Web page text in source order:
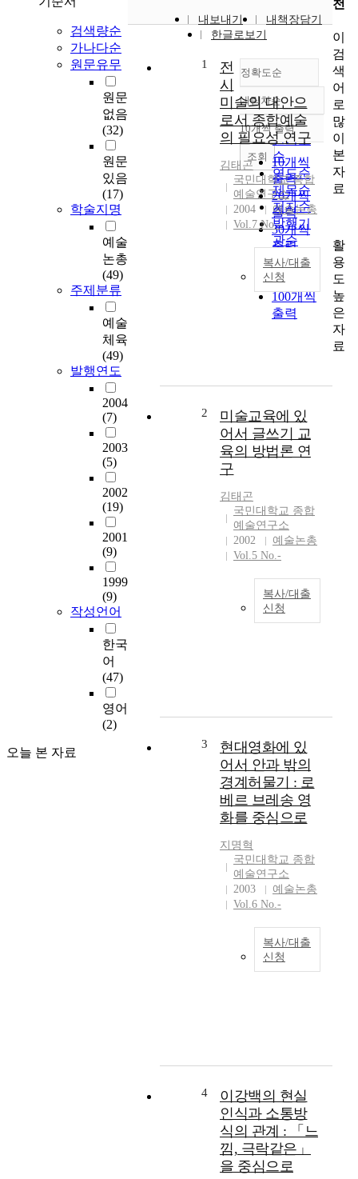
검색량순
가나다순
원문유무
원문
없음
(32)
원문
있음
(17)
학술지명
예술
논총
(49)
주제분류
예술
체육
(49)
발행연도
2004
(7)
2003
(5)
2002
(19)
2001
(9)
1999
(9)
작성언어
한국
어
(47)
영어
(2)
오늘 본 자료
내보내기
내책장담기
한글로보기
정확도순
정확도
순
인기도
순
연도순
제목순
저자순
발행기
관순
내림차순
내림차순
10개씩 출력
10개씩
출력
20개씩
출력
30개씩
출력
50개씩
출력
100개씩
출력
조회
1
전
시
미술의 대안으
로서 종합예술
의 필요성 연구
김태곤
국민대학교 종합
예술연구소
2004
예술논총
Vol.7 No.-
복사/대출
신청
역
2
미술교육에 있
어서 글쓰기 교
육의 방법론 연
구
김태곤
국민대학교 종합
예술연구소
2002
예술논총
Vol.5 No.-
복사/대출
신청
3
현대영화에 있
어서 안과 밖의
경계허물기 : 로
베르 브레송 영
화를 중심으로
지명혁
국민대학교 종합
예술연구소
2003
예술논총
Vol.6 No.-
복사/대출
신청
4
이강백의 현실
인식과 소통방
식의 관계 : 「느
낌, 극락같은」
을 중심으로
천
이
검
색
어
로
많
이
본
자
료
활
용
도
높
은
자
료